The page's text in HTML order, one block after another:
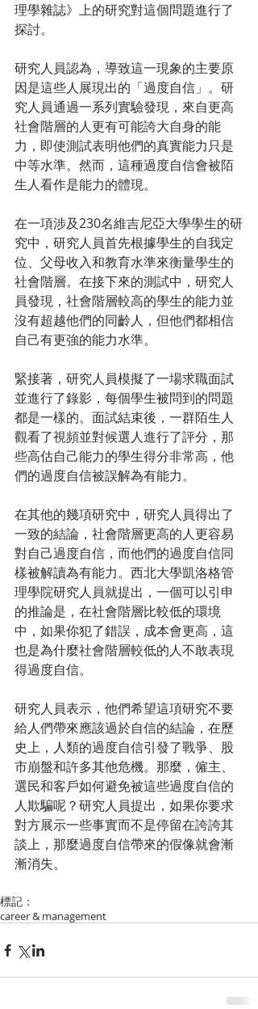
理學雜誌》上的研究對這個問題進行了
探討。
研究人員認為，導致這一現象的主要原
因是這些人展現出的「過度自信」。研
究人員通過一系列實驗發現，來自更高
社會階層的人更有可能誇大自身的能
力，即使測試表明他們的真實能力只是
中等水準。然而，這種過度自信會被陌
生人看作是能力的體現。
在一項涉及230名維吉尼亞大學學生的研
究中，研究人員首先根據學生的自我定
位、父母收入和教育水準來衡量學生的
社會階層。在接下來的測試中，研究人
員發現，社會階層較高的學生的能力並
沒有超越他們的同齡人，但他們都相信
自己有更強的能力水準。
緊接著，研究人員模擬了一場求職面試
並進行了錄影，每個學生被問到的問題
都是一樣的。面試結束後，一群陌生人
觀看了視頻並對候選人進行了評分，那
些高估自己能力的學生得分非常高，他
們的過度自信被誤解為有能力。
在其他的幾項研究中，研究人員得出了
一致的結論，社會階層更高的人更容易
對自己過度自信，而他們的過度自信同
樣被解讀為有能力。西北大學凱洛格管
理學院研究人員就提出，一個可以引申
的推論是，在社會階層比較低的環境
中，如果你犯了錯誤，成本會更高，這
也是為什麼社會階層較低的人不敢表現
得過度自信。
研究人員表示，他們希望這項研究不要
給人們帶來應該過於自信的結論，在歷
史上，人類的過度自信引發了戰爭、股
市崩盤和許多其他危機。那麼，僱主、
選民和客戶如何避免被這些過度自信的
人欺騙呢？研究人員提出，如果你要求
對方展示一些事實而不是停留在誇誇其
談上，那麼過度自信帶來的假像就會漸
漸消失。
標記：
career & management